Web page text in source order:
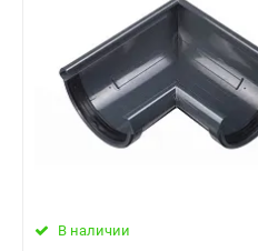
В наличии